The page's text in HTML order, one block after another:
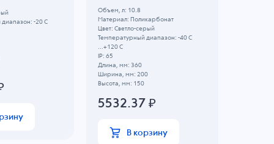
-20 C
Объем, л: 10.8
Материал: Поликарбонат
Цвет: Светло-серый
Температурный диапазон: -40 C
...+120 C
IP: 65
Длина, мм: 360
Ширина, мм: 200
Высота, мм: 150
5532.37 ₽
В корзину